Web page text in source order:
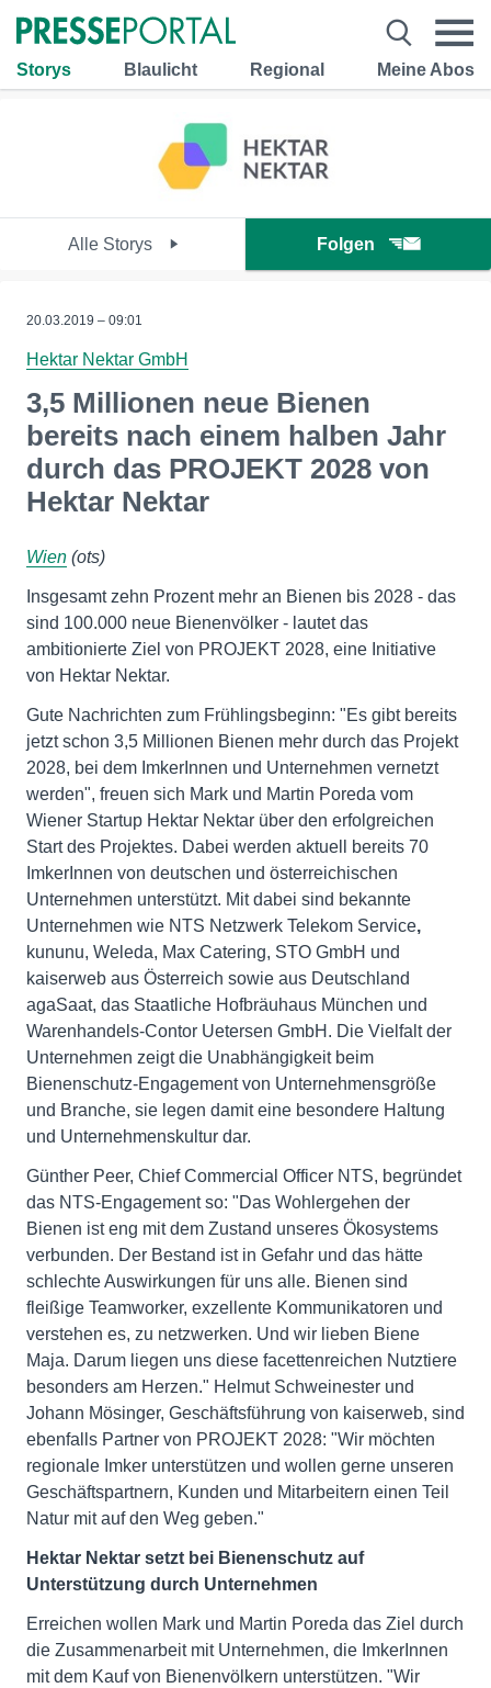
Storys Blaulicht Regional Meine Abos
Alle Storys Folgen
20.03.2019 – 09:01
Hektar Nektar GmbH
3,5 Millionen neue Bienen
bereits nach einem halben Jahr
durch das PROJEKT 2028 von
Hektar Nektar
Wien (ots)
Insgesamt zehn Prozent mehr an Bienen bis 2028 - das
sind 100.000 neue Bienenvölker - lautet das
ambitionierte Ziel von PROJEKT 2028, eine Initiative
von Hektar Nektar.
Gute Nachrichten zum Frühlingsbeginn: "Es gibt bereits
jetzt schon 3,5 Millionen Bienen mehr durch das Projekt
2028, bei dem ImkerInnen und Unternehmen vernetzt
werden", freuen sich Mark und Martin Poreda vom
Wiener Startup Hektar Nektar über den erfolgreichen
Start des Projektes. Dabei werden aktuell bereits 70
ImkerInnen von deutschen und österreichischen
Unternehmen unterstützt. Mit dabei sind bekannte
Unternehmen wie NTS Netzwerk Telekom Service,
kununu, Weleda, Max Catering, STO GmbH und
kaiserweb aus Österreich sowie aus Deutschland
agaSaat, das Staatliche Hofbräuhaus München und
Warenhandels-Contor Uetersen GmbH. Die Vielfalt der
Unternehmen zeigt die Unabhängigkeit beim
Bienenschutz-Engagement von Unternehmensgröße
und Branche, sie legen damit eine besondere Haltung
und Unternehmenskultur dar.
Günther Peer, Chief Commercial Officer NTS, begründet
das NTS-Engagement so: "Das Wohlergehen der
Bienen ist eng mit dem Zustand unseres Ökosystems
verbunden. Der Bestand ist in Gefahr und das hätte
schlechte Auswirkungen für uns alle. Bienen sind
fleißige Teamworker, exzellente Kommunikatoren und
verstehen es, zu netzwerken. Und wir lieben Biene
Maja. Darum liegen uns diese facettenreichen Nutztiere
besonders am Herzen." Helmut Schweinester und
Johann Mösinger, Geschäftsführung von kaiserweb, sind
ebenfalls Partner von PROJEKT 2028: "Wir möchten
regionale Imker unterstützen und wollen gerne unseren
Geschäftspartnern, Kunden und Mitarbeitern einen Teil
Natur mit auf den Weg geben."
Hektar Nektar setzt bei Bienenschutz auf
Unterstützung durch Unternehmen
Erreichen wollen Mark und Martin Poreda das Ziel durch
die Zusammenarbeit mit Unternehmen, die ImkerInnen
mit dem Kauf von Bienenvölkern unterstützen. "Wir